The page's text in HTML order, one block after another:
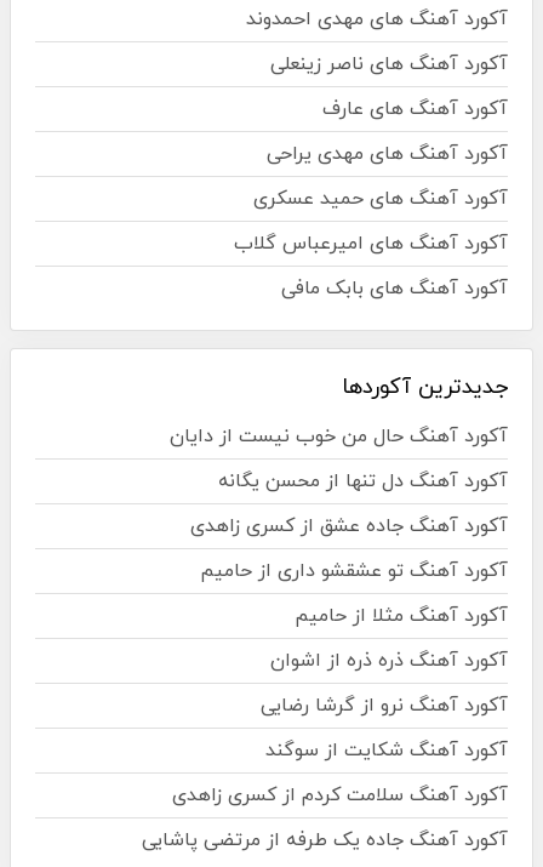
آکورد آهنگ های مهدی احمدوند
آکورد آهنگ های ناصر زینعلی
آکورد آهنگ های عارف
آکورد آهنگ های مهدی یراحی
آکورد آهنگ های حمید عسکری
آکورد آهنگ های امیرعباس گلاب
آکورد آهنگ های بابک مافی
جدیدترین آکوردها
آکورد آهنگ حال من خوب نیست از دایان
آکورد آهنگ دل تنها از محسن یگانه
آکورد آهنگ جاده عشق از کسری زاهدی
آکورد آهنگ تو عشقشو داری از حامیم
آکورد آهنگ مثلا از حامیم
آکورد آهنگ ذره ذره از اشوان
آکورد آهنگ نرو از گرشا رضایی
آکورد آهنگ شکایت از سوگند
آکورد آهنگ سلامت کردم از کسری زاهدی
آکورد آهنگ جاده یک طرفه از مرتضی پاشایی